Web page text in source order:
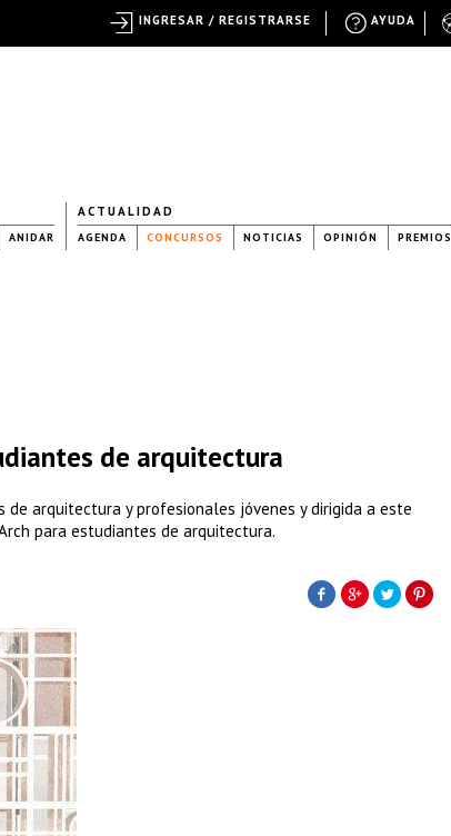
ANIDAR
ACTUALIDAD
AGENDA CONCURSOS NOTICIAS OPINIÓN PREMIOS
de arquitectura
arquitectura y profesionales jóvenes y dirigida a este
para estudiantes de arquitectura.
AYUDA
INGRESAR / REGISTRARSE